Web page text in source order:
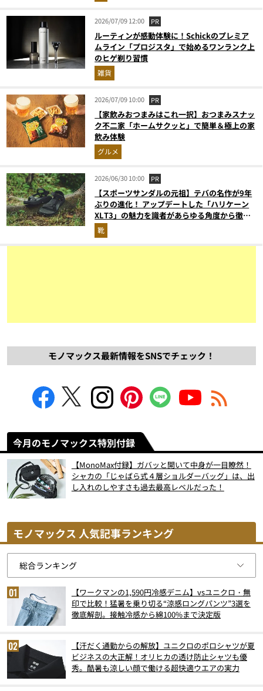
2026/07/09 12:00 PR
ルーティンが感動体験に！Schickのプレミア
ムライン「プロジスタ」で始めるワンランク上
のヒゲ剃り習慣
雑貨
2026/07/09 10:00 PR
【家飲みおつまみはこれ一択】おつまみスナッ
ク不二家「ホームサクッと」で簡単＆極上の家
飲み体験
グルメ
2026/06/30 10:00 PR
【スポーツサンダルの元祖】テバの名作が9年
ぶりの進化！ アップデートした「ハリケーン
XLT3」の魅力を識者があらゆる角度から徹底
解説！
靴
モノマックス最新情報をSNSでチェック！
今月のモノマックス特別付録
【MonoMax付録】ガバッと開いて中身が一目瞭然！
シャカの「じゃばら式４層ショルダーバッグ」は、出
し入れのしやすさも過去最高レベルだった！
モノマックス 人気記事ランキング
【ワークマンの1,590円冷感デニム】vsユニクロ・無
印で比較！猛暑を乗り切る“涼感ロングパンツ”3選を
徹底解剖。接触冷感から綿100%まで決定版
【汗だく通勤からの解放】ユニクロのポロシャツが夏
ビジネスの大正解！オリヒカの透け防止シャツも優
秀。酷暑も涼しい顔で働ける超快適ウエアの実力